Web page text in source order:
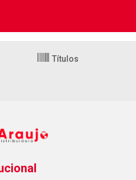
Títulos